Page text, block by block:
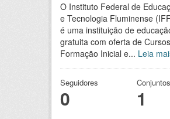
O Instituto Federal de
e Tecnologia Fluminense
é uma instituição de
gratuita com oferta de
Formação Inicial e... Leia
Seguidores
0 1